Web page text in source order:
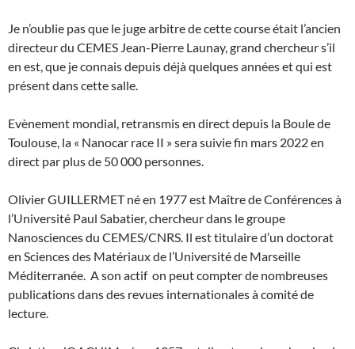
Je n’oublie pas que le juge arbitre de cette course était l’ancien
directeur du CEMES Jean-Pierre Launay, grand chercheur s’il
en est, que je connais depuis déjà quelques années et qui est
présent dans cette salle.
Evènement mondial, retransmis en direct depuis la Boule de
Toulouse, la « Nanocar race II » sera suivie fin mars 2022 en
direct par plus de 50 000 personnes.
Olivier GUILLERMET né en 1977 est Maître de Conférences à
l’Université Paul Sabatier, chercheur dans le groupe
Nanosciences du CEMES/CNRS. Il est titulaire d’un doctorat
en Sciences des Matériaux de l’Université de Marseille
Méditerranée. A son actif on peut compter de nombreuses
publications dans des revues internationales à comité de
lecture.